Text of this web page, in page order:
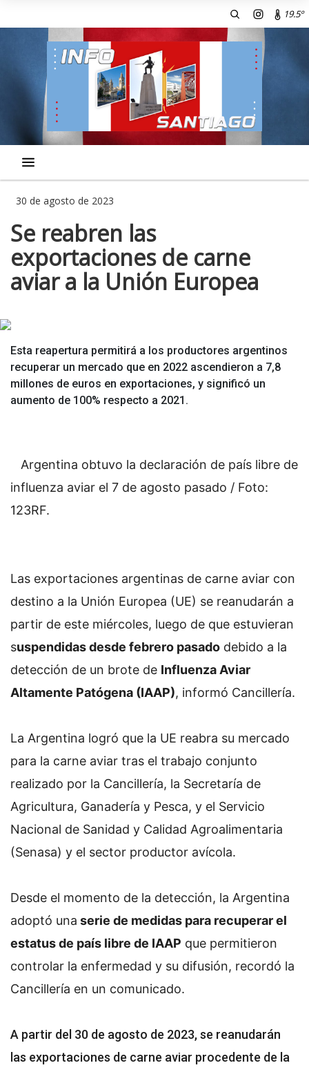
19.5º
30 de agosto de 2023
Se reabren las
exportaciones de carne
aviar a la Unión Europea
Esta reapertura permitirá a los productores argentinos
recuperar un mercado que en 2022 ascendieron a 7,8
millones de euros en exportaciones, y significó un
aumento de 100% respecto a 2021.
Argentina obtuvo la declaración de país libre de
influenza aviar el 7 de agosto pasado / Foto:
123RF.
Las exportaciones argentinas de carne aviar con
destino a la Unión Europea (UE) se reanudarán a
partir de este miércoles, luego de que estuvieran
suspendidas desde febrero pasado debido a la
detección de un brote de Influenza Aviar
Altamente Patógena (IAAP), informó Cancillería.
La Argentina logró que la UE reabra su mercado
para la carne aviar tras el trabajo conjunto
realizado por la Cancillería, la Secretaría de
Agricultura, Ganadería y Pesca, y el Servicio
Nacional de Sanidad y Calidad Agroalimentaria
(Senasa) y el sector productor avícola.
Desde el momento de la detección, la Argentina
adoptó una serie de medidas para recuperar el
estatus de país libre de IAAP que permitieron
controlar la enfermedad y su difusión, recordó la
Cancillería en un comunicado.
A partir del 30 de agosto de 2023, se reanudarán
las exportaciones de carne aviar procedente de la